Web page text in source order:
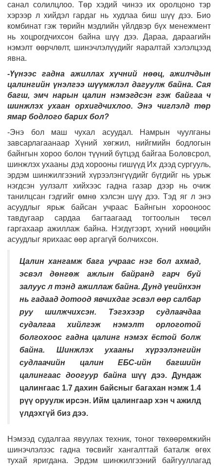
санал солилцлоо. Төр хэдий чинээ их оролцоно тэр
хэрээр л хийдэл гардаг нь худлаа биш шүү дээ. Био
комбинат гэж төрийн мэдлийн үйлдвэр бүх менежмент
нь хоцрогдчихсон байна шүү дээ. Дараа, дараагийн
нэмэлт өөрчлөлт, шинэчлэлүүдийг яаралтай хэлэлцээд
явна.
-Үүнээс гадна ажиллах хүчний нөөц, ажилчдын
цалингийн үнэлгээ шүүмжлэл дагуулж байна. Сая
багш, эмч нарын цалин нэмэгдсэн гэж байгаа ч
шинжлэх ухаан орхигдчихлоо. Энэ чиглэлд төр
ямар бодлого барих бол?
-Энэ бол маш чухал асуудал. Намрын чуулганы
завсарлагаанаар Хүний хөгжил, нийгмийн бодлогын
байнгын хороо болон түүний бүтцэд байгаа Боловсрол,
шинжлэх ухааны дэд хорооны гишүүд Их дээд сургууль,
эрдэм шинжилгээний хүрээлэнгүүдийг бүгдийг нь урьж
нэгдсэн уулзалт хийхээс гадна газар дээр нь очиж
танилцсан гэдгийг өмнө хэлсэн шүү дээ. Тэд яг л энэ
асуудлыг ярьж байсан учраас Байнгын хорооноос
тавдугаар сардаа багтаагаад тогтоолын төсөл
гаргахаар ажиллаж байна. Нэгдүгээрт, хүний нөөцийн
асуудлыг ярихаас өөр аргагүй болчихсон.
Цалин хангамж бага учраас нэг бол ахмад,
эсвэл дөнгөж ажлын байранд гарч буй
залуус л тэнд ажиллаж байна. Дунд үеийнхэн
нь гадаад дотоод явчихдаг эсвэл өөр салбар
руу шилжчихсэн. Тэгэхээр судлаачдаа
судалгаа хийлгэж нэмэлт орлоготой
болгохоос гадна цалинг нэмэх ёстой болж
байна. Шинжлэх ухааны хүрээлэнгийн
судлаачийн цалин ЕБС-ийн багшийн
цалингаас доогуур байна
шүү дээ. Дундаж
цалингаас 1.7 дахин байсныг багахан нэмж 1.4
рүү оруулж ирсэн. Ийм цалингаар хэн ч ажилд
үлдэхгүй биз дээ.
Нэмээд судалгаа явуулах техник, тоног төхөөрөмжийн
шинэчлэлээс гадна төсвийг хангалттай баталж өгөх
тухай яригдана. Эрдэм шинжилгээний байгууллагад